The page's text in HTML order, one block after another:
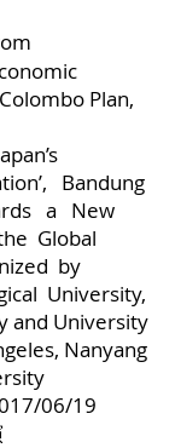
Plan,
Bandung
a New
Global
by
University,
and University
Nanyang
06/19